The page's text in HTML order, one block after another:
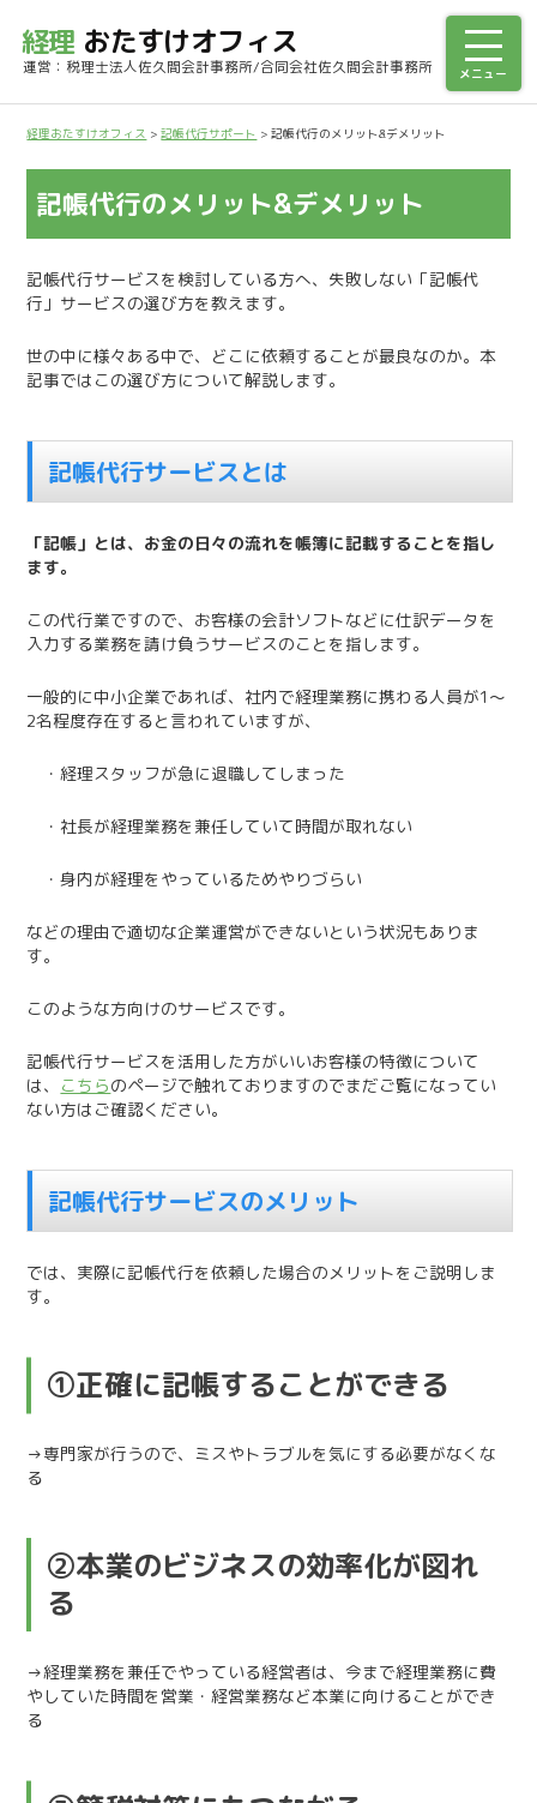
経理 おたすけオフィス
運営：税理士法人佐久間会計事務所/合同会社佐久間会計事務所
経理おたすけオフィス >記帳代行サポート >記帳代行のメリット&デメリット
記帳代行のメリット&デメリット
記帳代行サービスを検討している方へ、失敗しない「記帳代
行」サービスの選び方を教えます。
世の中に様々ある中で、どこに依頼することが最良なのか。本
記事ではこの選び方について解説します。
記帳代行サービスとは
「記帳」とは、お金の日々の流れを帳簿に記載することを指し
ます。
この代行業ですので、お客様の会計ソフトなどに仕訳データを
入力する業務を請け負うサービスのことを指します。
一般的に中小企業であれば、社内で経理業務に携わる人員が1～
2名程度存在すると言われていますが、
・経理スタッフが急に退職してしまった
・社長が経理業務を兼任していて時間が取れない
・身内が経理をやっているためやりづらい
などの理由で適切な企業運営ができないという状況もありま
す。
このような方向けのサービスです。
記帳代行サービスを活用した方がいいお客様の特徴について
は、 こちらのページで触れておりますのでまだご覧になってい
ない方はご確認ください。
記帳代行サービスのメリット
では、実際に記帳代行を依頼した場合のメリットをご説明しま
す。
①正確に記帳することができる
→専門家が行うので、ミスやトラブルを気にする必要がなくな
る
②本業のビジネスの効率化が図れ
る
→経理業務を兼任でやっている経営者は、今まで経理業務に費
やしていた時間を営業・経営業務など本業に向けることができ
る